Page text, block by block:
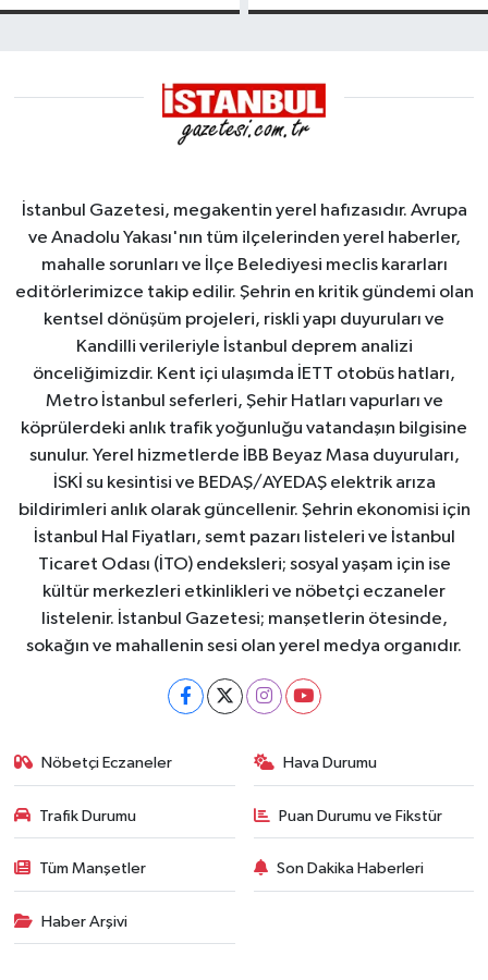
kayması
İstanbul Gazetesi, megakentin yerel hafızasıdır. Avrupa
ve Anadolu Yakası'nın tüm ilçelerinden yerel haberler,
mahalle sorunları ve İlçe Belediyesi meclis kararları
editörlerimizce takip edilir. Şehrin en kritik gündemi olan
kentsel dönüşüm projeleri, riskli yapı duyuruları ve
Kandilli verileriyle İstanbul deprem analizi
önceliğimizdir. Kent içi ulaşımda İETT otobüs hatları,
Metro İstanbul seferleri, Şehir Hatları vapurları ve
köprülerdeki anlık trafik yoğunluğu vatandaşın bilgisine
sunulur. Yerel hizmetlerde İBB Beyaz Masa duyuruları,
İSKİ su kesintisi ve BEDAŞ/AYEDAŞ elektrik arıza
bildirimleri anlık olarak güncellenir. Şehrin ekonomisi için
İstanbul Hal Fiyatları, semt pazarı listeleri ve İstanbul
Ticaret Odası (İTO) endeksleri; sosyal yaşam için ise
kültür merkezleri etkinlikleri ve nöbetçi eczaneler
listelenir. İstanbul Gazetesi; manşetlerin ötesinde,
sokağın ve mahallenin sesi olan yerel medya organıdır.
Nöbetçi Eczaneler Hava Durumu
Trafik Durumu Puan Durumu ve Fikstür
Tüm Manşetler Son Dakika Haberleri
Haber Arşivi